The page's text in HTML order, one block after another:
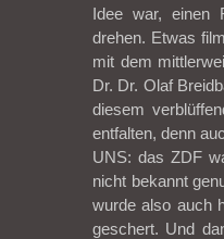
Idee war, einen
drehen. Etwas
mit dem
Dr. Dr. Olaf
diesem
entfalten, denn
UNS: das ZDF
nicht bekannt
wurde also auch
geschert. Und